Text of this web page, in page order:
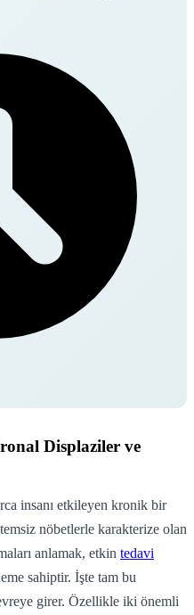
Displaziler ve
insanı etkileyen kronik bir
nöbetlerle karakterize olan
anlamak, etkin tedavi
sahiptir. İşte tam bu
girer. Özellikle iki önemli